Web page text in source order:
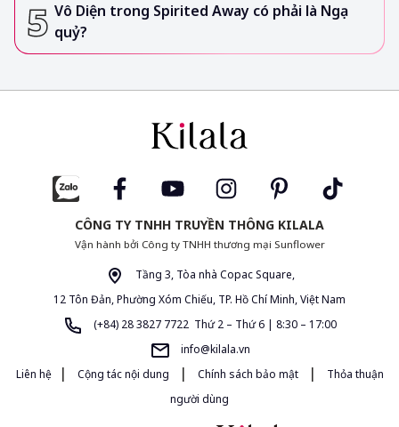
Vô Diện trong Spirited Away có phải là Ngạ
quỷ?
CÔNG TY TNHH TRUYỀN THÔNG KILALA
Vận hành bởi Công ty TNHH thương mại Sunflower
Tầng 3, Tòa nhà Copac Square,
12 Tôn Đản, Phường Xóm Chiếu, TP. Hồ Chí Minh, Việt Nam
(+84) 28 3827 7722 Thứ 2 – Thứ 6 | 8:30 – 17:00
info@kilala.vn
Liên hệ
| Cộng tác nội dung | Chính sách bảo mật |
Thỏa thuận
người dùng